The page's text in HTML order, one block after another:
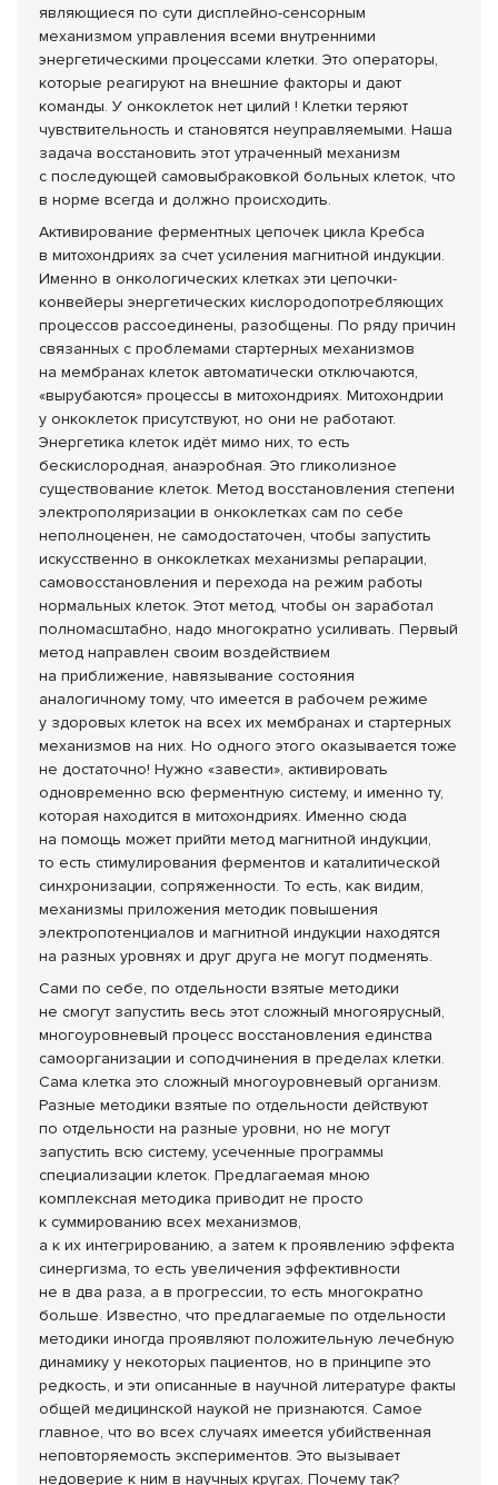
являющиеся по сути дисплейно-сенсорным
механизмом управления всеми внутренними
энергетическими процессами клетки. Это операторы,
которые реагируют на внешние факторы и дают
команды. У онкоклеток нет цилий ! Клетки теряют
чувствительность и становятся неуправляемыми. Наша
задача восстановить этот утраченный механизм
с последующей самовыбраковкой больных клеток, что
в норме всегда и должно происходить.
Активирование ферментных цепочек цикла Кребса
в митохондриях за счет усиления магнитной индукции.
Именно в онкологических клетках эти цепочки-
конвейеры энергетических кислородопотребляющих
процессов рассоединены, разобщены. По ряду причин
связанных с проблемами стартерных механизмов
на мембранах клеток автоматически отключаются,
«вырубаются» процессы в митохондриях. Митохондрии
у онкоклеток присутствуют, но они не работают.
Энергетика клеток идёт мимо них, то есть
бескислородная, анаэробная. Это гликолизное
существование клеток. Метод восстановления степени
электрополяризации в онкоклетках сам по себе
неполноценен, не самодостаточен, чтобы запустить
искусственно в онкоклетках механизмы репарации,
самовосстановления и перехода на режим работы
нормальных клеток. Этот метод, чтобы он заработал
полномасштабно, надо многократно усиливать. Первый
метод направлен своим воздействием
на приближение, навязывание состояния
аналогичному тому, что имеется в рабочем режиме
у здоровых клеток на всех их мембранах и стартерных
механизмов на них. Но одного этого оказывается тоже
не достаточно! Нужно «завести», активировать
одновременно всю ферментную систему, и именно ту,
которая находится в митохондриях. Именно сюда
на помощь может прийти метод магнитной индукции,
то есть стимулирования ферментов и каталитической
синхронизации, сопряженности. То есть, как видим,
механизмы приложения методик повышения
электропотенциалов и магнитной индукции находятся
на разных уровнях и друг друга не могут подменять.
Сами по себе, по отдельности взятые методики
не смогут запустить весь этот сложный многоярусный,
многоуровневый процесс восстановления единства
самоорганизации и соподчинения в пределах клетки.
Сама клетка это сложный многоуровневый организм.
Разные методики взятые по отдельности действуют
по отдельности на разные уровни, но не могут
запустить всю систему, усеченные программы
специализации клеток. Предлагаемая мною
комплексная методика приводит не просто
к суммированию всех механизмов,
а к их интегрированию, а затем к проявлению эффекта
синергизма, то есть увеличения эффективности
не в два раза, а в прогрессии, то есть многократно
больше. Известно, что предлагаемые по отдельности
методики иногда проявляют положительную лечебную
динамику у некоторых пациентов, но в принципе это
редкость, и эти описанные в научной литературе факты
общей медицинской наукой не признаются. Самое
главное, что во всех случаях имеется убийственная
неповторяемость экспериментов. Это вызывает
недоверие к ним в научных кругах. Почему так?